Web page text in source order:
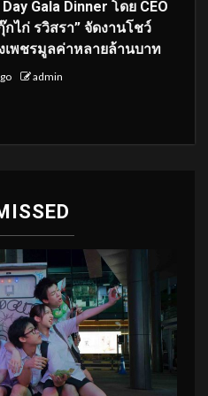
Gala Dinner โดย CEO
ไก่ รวิสรา” จัดงานโชว์
เพชรมูลค่าหลายล้านบาท
admin